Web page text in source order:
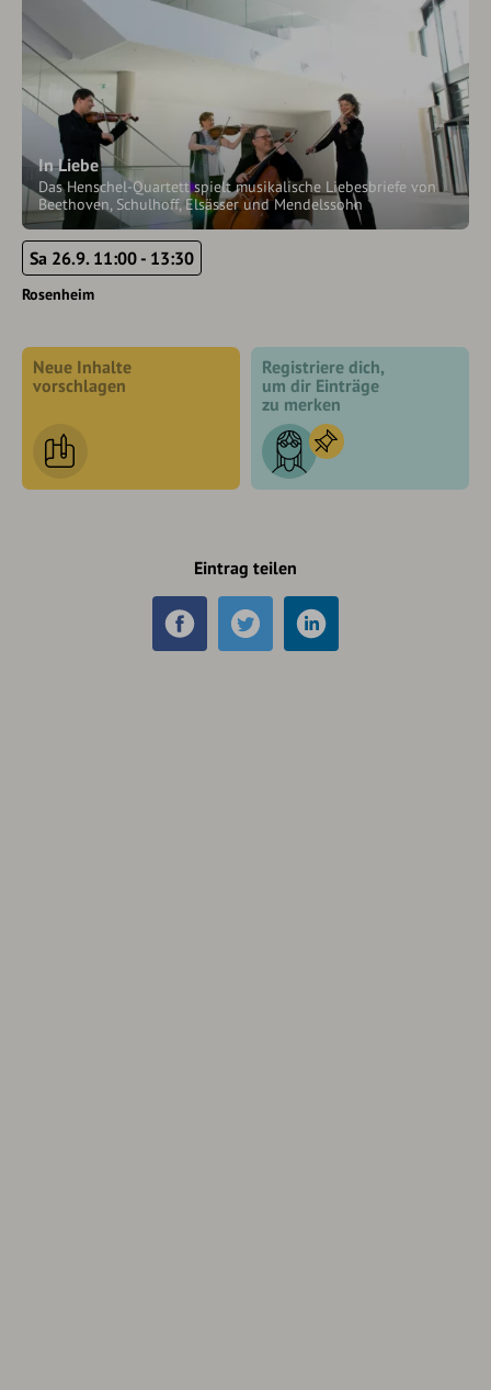
In Liebe
Das Henschel-Quartett spielt musikalische Liebesbriefe von
Beethoven, Schulhoff, Elsässer und Mendelssohn
Sa 26.9. 11:00 - 13:30
Rosenheim
Neue Inhalte
vorschlagen
Registriere dich,
um dir Einträge
zu merken
Eintrag teilen